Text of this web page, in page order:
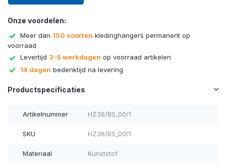
Onze voordelen:
Meer dan 150 soorten kledinghangers permanent op
voorraad
Levertijd 3-5 werkdagen op voorraad artikelen
14 dagen bedenktijd na levering
Productspecificaties
Artikelnummer HZ36/BS_00/1
SKU HZ36/BS_00/1
Materiaal Kunststof